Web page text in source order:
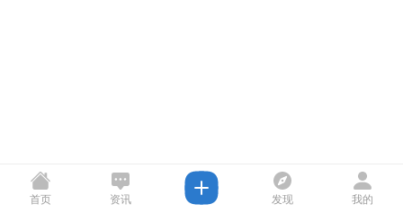
首页 资讯 发现 我的